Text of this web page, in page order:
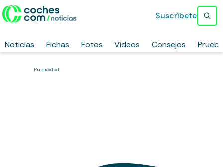
Noticias Fichas Fotos Vídeos Consejos
Suscríbete
Publicidad